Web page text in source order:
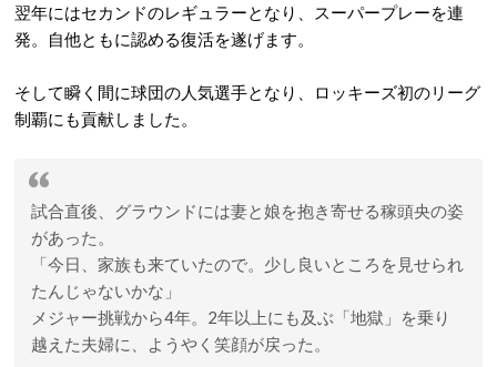
翌年にはセカンドのレギュラーとなり、スーパープレーを連
発。自他ともに認める復活を遂げます。
そして瞬く間に球団の人気選手となり、ロッキーズ初のリーグ
制覇にも貢献しました。
試合直後、グラウンドには妻と娘を抱き寄せる稼頭央の姿
があった。
「今日、家族も来ていたので。少し良いところを見せられ
たんじゃないかな」
メジャー挑戦から4年。2年以上にも及ぶ「地獄」を乗り
越えた夫婦に、ようやく笑顔が戻った。